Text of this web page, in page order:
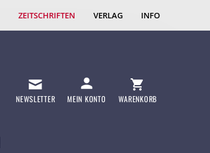
ZEITSCHRIFTEN VERLAG INFO
NEWSLETTER MEIN KONTO WARENKORB